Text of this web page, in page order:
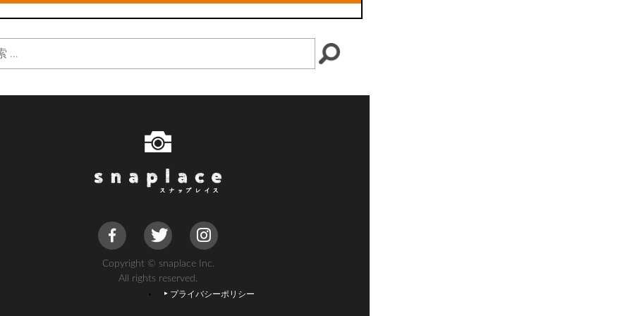
Copyright © snaplace Inc.
All rights reserved.
プライバシーポリシー